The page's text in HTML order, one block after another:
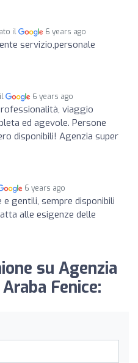
il 6 years ago
servizio,personale
6 years ago
viaggio
ed agevole. Persone
disponibili! Agenzia super
6 years ago
e gentili, sempre disponibili
alle esigenze delle
su Agenzia
Fenice: